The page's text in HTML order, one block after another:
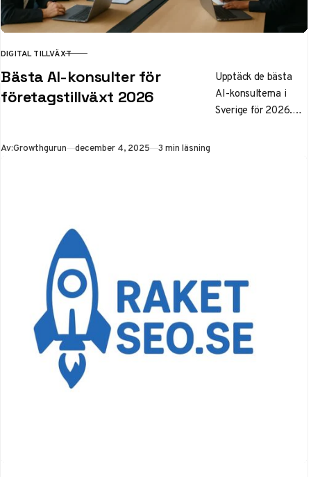
KATEGORI
DIGITAL TILLVÄXT
Bästa AI-konsulter för
företagstillväxt 2026
Upptäck de bästa
AI-konsulterna i
Sverige för 2026.
öka effektiviteten
med 20-30%.
Av:Growthgurun Publicerad
december 4, 2025 3 min läsning